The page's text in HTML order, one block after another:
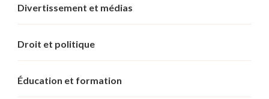
Divertissement et médias
Droit et politique
Éducation et formation